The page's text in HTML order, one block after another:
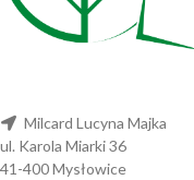
Milcard Lucyna Majka
ul. Karola Miarki 36
41-400 Mysłowice